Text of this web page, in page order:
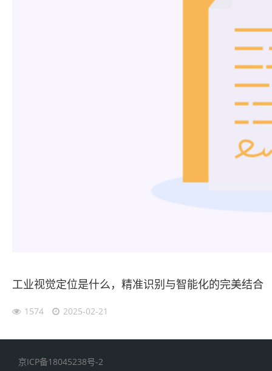
工业视觉定位是什么，精准识别与智能化的完美结合
1574 2025-02-21
京ICP备18045238号-2